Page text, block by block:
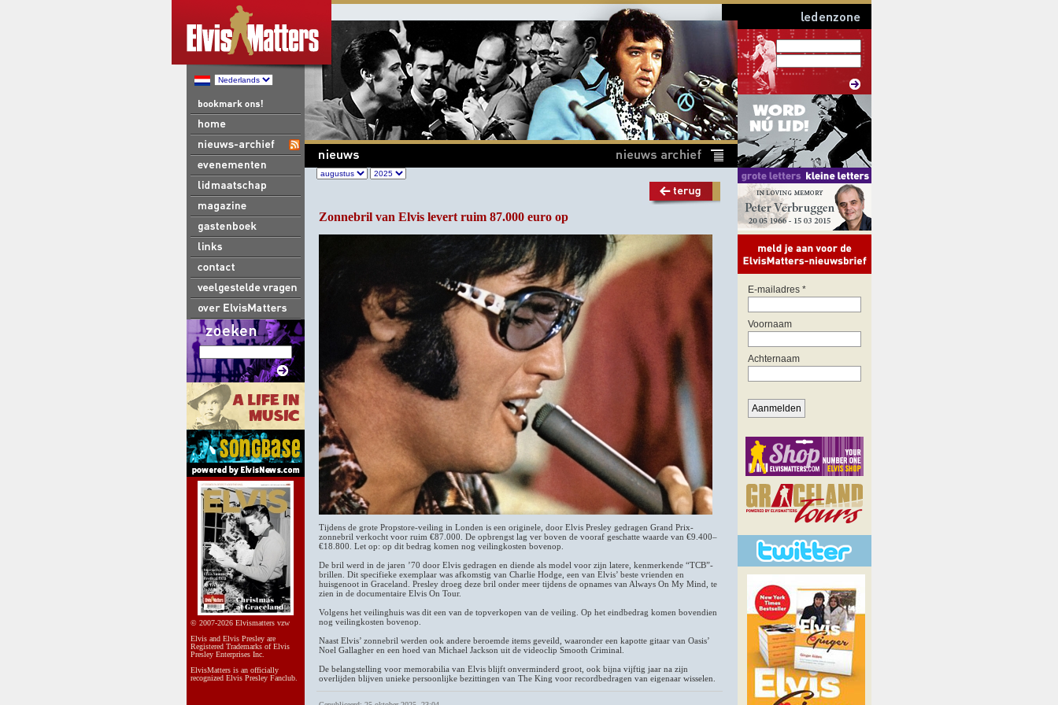
© 2007-2026 Elvismatters vzw
Elvis and Elvis Presley are
Registered Trademarks of Elvis
Presley Enterprises Inc.
ElvisMatters is an officially
recognized Elvis Presley Fanclub.
Zonnebril van Elvis levert ruim 87.000 euro op
Tijdens de grote Propstore-veiling in Londen is een originele, door Elvis Presley gedragen Grand Prix-
zonnebril verkocht voor ruim €87.000. De opbrengst lag ver boven de vooraf geschatte waarde van €9.400–
€18.800. Let op: op dit bedrag komen nog veilingkosten bovenop.
De bril werd in de jaren ’70 door Elvis gedragen en diende als model voor zijn latere, kenmerkende “TCB”-
brillen. Dit specifieke exemplaar was afkomstig van Charlie Hodge, een van Elvis’ beste vrienden en
huisgenoot in Graceland. Presley droeg deze bril onder meer tijdens de opnames van Always On My Mind, te
zien in de documentaire Elvis On Tour.
Volgens het veilinghuis was dit een van de topverkopen van de veiling. Op het eindbedrag komen bovendien
nog veilingkosten bovenop.
Naast Elvis’ zonnebril werden ook andere beroemde items geveild, waaronder een kapotte gitaar van Oasis’
Noel Gallagher en een hoed van Michael Jackson uit de videoclip Smooth Criminal.
De belangstelling voor memorabilia van Elvis blijft onverminderd groot, ook bijna vijftig jaar na zijn
overlijden blijven unieke persoonlijke bezittingen van The King voor recordbedragen van eigenaar wisselen.